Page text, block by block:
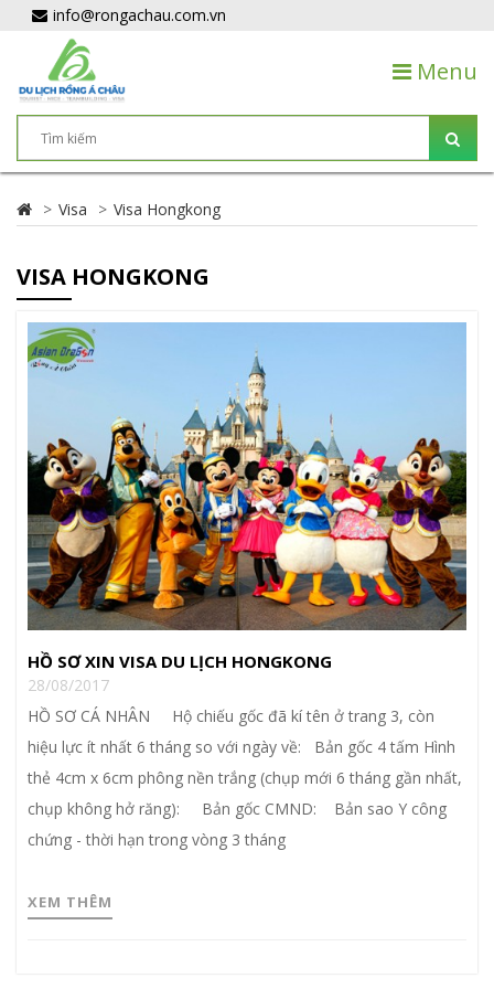
info@rongachau.com.vn
Menu
Visa Visa Hongkong
VISA HONGKONG
HỒ SƠ XIN VISA DU LỊCH HONGKONG
28/08/2017
HỒ SƠ CÁ NHÂN Hộ chiếu gốc đã kí tên ở trang 3, còn
hiệu lực ít nhất 6 tháng so với ngày về: Bản gốc 4 tấm Hình
thẻ 4cm x 6cm phông nền trắng (chụp mới 6 tháng gần nhất,
chụp không hở răng): Bản gốc CMND: Bản sao Y công
chứng - thời hạn trong vòng 3 tháng
XEM THÊM